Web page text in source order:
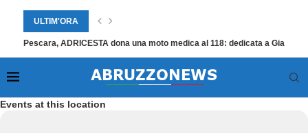
ULTIM'ORA
Pescara, ADRICESTA dona una moto medica al 118: dedicata a
Events at this location